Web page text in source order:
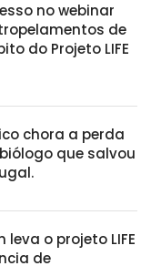
no webinar
de
do Projeto LIFE
chora a perda
que salvou
o projeto LIFE
de